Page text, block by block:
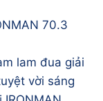
70.3
lam đua giải
vời sáng